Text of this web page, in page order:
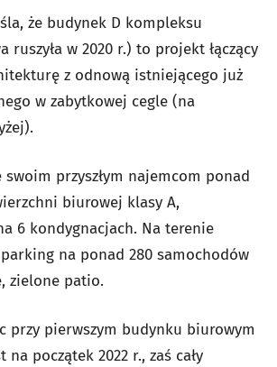
że budynek D kompleksu
ruszyła w 2020 r.) to projekt łączący
z odnową istniejącego już
w zabytkowej cegle (na
przyszłym najemcom ponad
biurowej klasy A,
6 kondygnacjach. Na terenie
na ponad 280 samochodów
zielone patio.
przy pierwszym budynku biurowym
początek 2022 r., zaś cały